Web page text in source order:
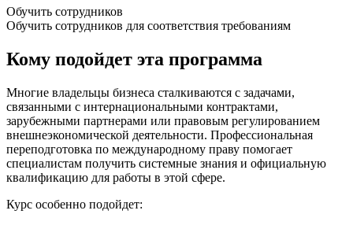
Обучить сотрудников
Обучить сотрудников для соответствия требованиям
Кому подойдет эта программа
Многие владельцы бизнеса сталкиваются с задачами,
связанными с интернациональными контрактами,
зарубежными партнерами или правовым регулированием
внешнеэкономической деятельности. Профессиональная
переподготовка по международному праву помогает
специалистам получить системные знания и официальную
квалификацию для работы в этой сфере.
Курс особенно подойдет: